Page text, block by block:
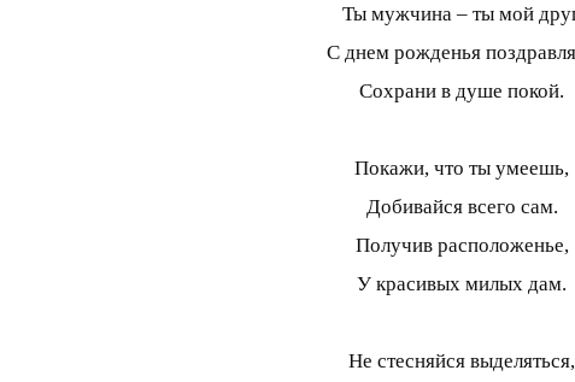
Ты мужчина – ты мой
С днем рожденья
Сохрани в душе покой.
Покажи, что ты умеешь,
Добивайся всего сам.
Получив расположенье,
У красивых милых дам.
Не стесняйся выделяться,